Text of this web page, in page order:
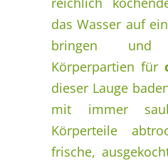
das Wasser auf
bringen und
Körperpartien für
dieser Lauge
mit immer
Körperteile
frische,